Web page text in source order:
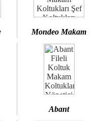
Mondeo Makam
Abant